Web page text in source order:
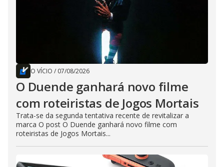
O VÍCIO / 07/08/2026
O Duende ganhará novo filme
com roteiristas de Jogos Mortais
Trata-se da segunda tentativa recente de revitalizar a
marca O post O Duende ganhará novo filme com
roteiristas de Jogos Mortais...